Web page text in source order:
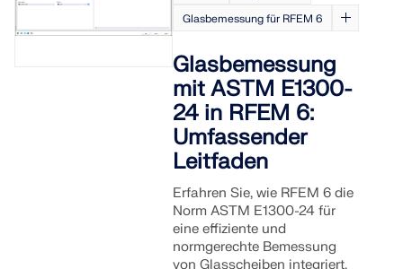
Glasbemessung für RFEM 6
Glasbemessung
mit ASTM E1300-
24 in RFEM 6:
Umfassender
Leitfaden
Erfahren Sie, wie RFEM 6 die
Norm ASTM E1300-24 für
eine effiziente und
normgerechte Bemessung
von Glasscheiben integriert.